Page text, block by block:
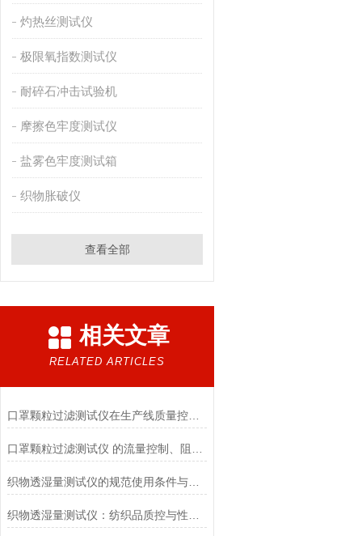
灼热丝测试仪
极限氧指数测试仪
耐碎石冲击试验机
摩擦色牢度测试仪
盐雾色牢度测试箱
织物胀破仪
查看全部
相关文章
RELATED ARTICLES
口罩颗粒过滤测试仪在生产线质量控制与研发筛选中的实战价值
织物透湿量测试仪的规范使用条件与数据保障前提